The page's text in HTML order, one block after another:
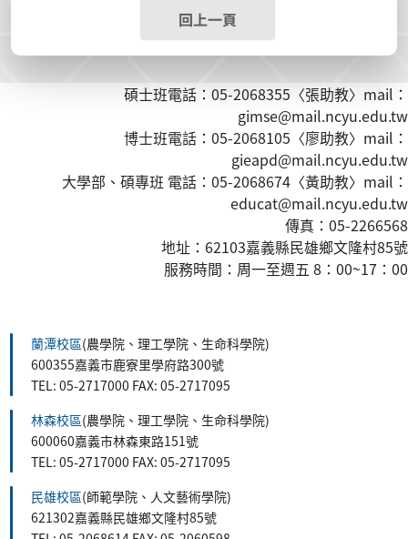
回上一頁
碩士班電話：05-2068355〈張助教〉mail：
gimse@mail.ncyu.edu.tw
博士班電話：05-2068105〈廖助教〉mail：
gieapd@mail.ncyu.edu.tw
大學部、碩專班 電話：05-2068674〈黃助教〉mail：
educat@mail.ncyu.edu.tw
傳真：05-2266568
地址：62103嘉義縣民雄鄉文隆村85號
服務時間：周一至週五 8：00~17：00
蘭潭校區(農學院、理工學院、生命科學院)
600355嘉義市鹿寮里學府路300號
TEL: 05-2717000 FAX: 05-2717095
林森校區(農學院、理工學院、生命科學院)
600060嘉義市林森東路151號
TEL: 05-2717000 FAX: 05-2717095
民雄校區(師範學院、人文藝術學院)
621302嘉義縣民雄鄉文隆村85號